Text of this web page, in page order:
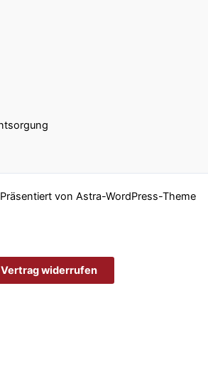
von Astra-WordPress-Theme
Vertrag widerrufen